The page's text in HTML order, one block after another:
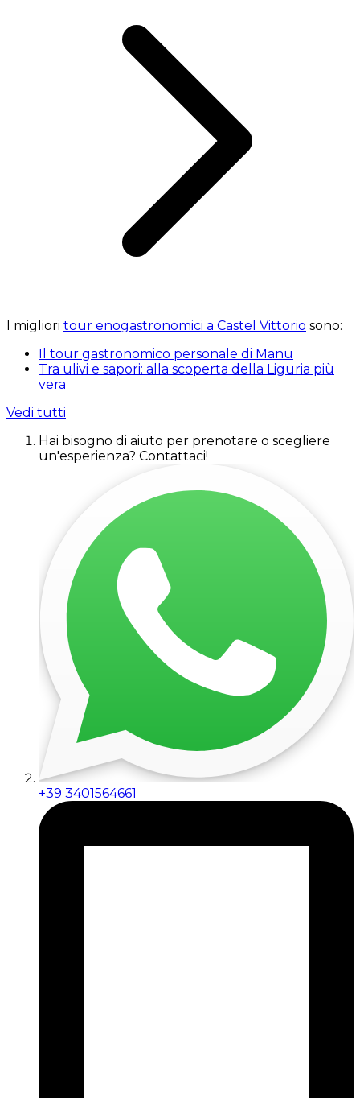
I migliori tour enogastronomici a Castel Vittorio sono:
Il tour gastronomico personale di Manu
Tra ulivi e sapori: alla scoperta della Liguria più
vera
Vedi tutti
Hai bisogno di aiuto per prenotare o scegliere
un'esperienza? Contattaci!
+39 3401564661